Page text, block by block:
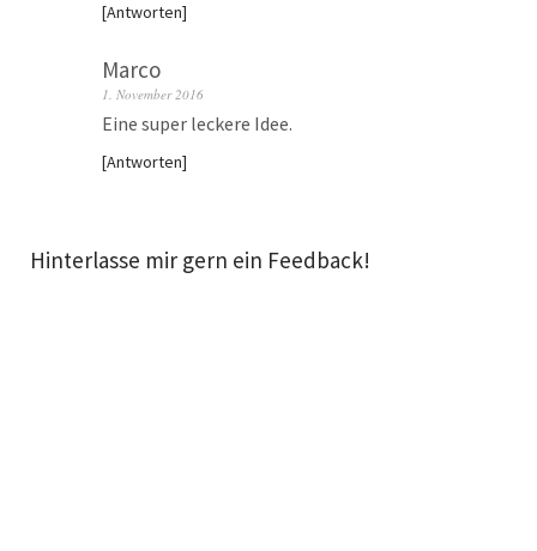
Antworten
Marco
1. November 2016
Eine super leckere Idee.
Antworten
Hinterlasse mir gern ein Feedback!